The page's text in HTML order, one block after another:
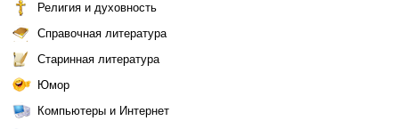
Религия и духовность
Справочная литература
Старинная литература
Юмор
Компьютеры и Интернет